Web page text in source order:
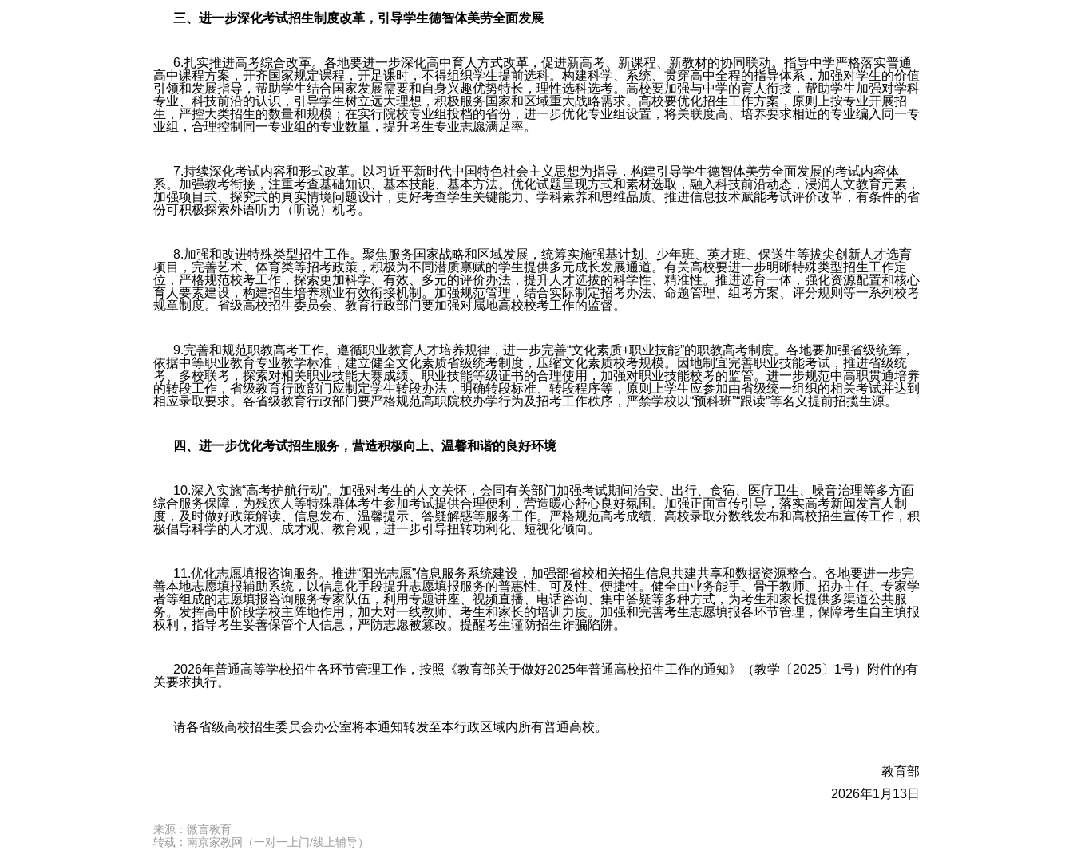
三、进一步深化考试招生制度改革，引导学生德智体美劳全面发展
6.扎实推进高考综合改革。各地要进一步深化高中育人方式改革，促进新高考、新课程、新教材的协同联动。指导中学严格落实普通
高中课程方案，开齐国家规定课程，开足课时，不得组织学生提前选科。构建科学、系统、贯穿高中全程的指导体系，加强对学生的价值
引领和发展指导，帮助学生结合国家发展需要和自身兴趣优势特长，理性选科选考。高校要加强与中学的育人衔接，帮助学生加强对学科
专业、科技前沿的认识，引导学生树立远大理想，积极服务国家和区域重大战略需求。高校要优化招生工作方案，原则上按专业开展招
生，严控大类招生的数量和规模；在实行院校专业组投档的省份，进一步优化专业组设置，将关联度高、培养要求相近的专业编入同一专
业组，合理控制同一专业组的专业数量，提升考生专业志愿满足率。
7.持续深化考试内容和形式改革。以习近平新时代中国特色社会主义思想为指导，构建引导学生德智体美劳全面发展的考试内容体
系。加强教考衔接，注重考查基础知识、基本技能、基本方法。优化试题呈现方式和素材选取，融入科技前沿动态，浸润人文教育元素，
加强项目式、探究式的真实情境问题设计，更好考查学生关键能力、学科素养和思维品质。推进信息技术赋能考试评价改革，有条件的省
份可积极探索外语听力（听说）机考。
8.加强和改进特殊类型招生工作。聚焦服务国家战略和区域发展，统筹实施强基计划、少年班、英才班、保送生等拔尖创新人才选育
项目，完善艺术、体育类等招考政策，积极为不同潜质禀赋的学生提供多元成长发展通道。有关高校要进一步明晰特殊类型招生工作定
位，严格规范校考工作，探索更加科学、有效、多元的评价办法，提升人才选拔的科学性、精准性。推进选育一体，强化资源配置和核心
育人要素建设，构建招生培养就业有效衔接机制。加强规范管理，结合实际制定招考办法、命题管理、组考方案、评分规则等一系列校考
规章制度。省级高校招生委员会、教育行政部门要加强对属地高校校考工作的监督。
9.完善和规范职教高考工作。遵循职业教育人才培养规律，进一步完善“文化素质+职业技能”的职教高考制度。各地要加强省级统筹，
依据中等职业教育专业教学标准，建立健全文化素质省级统考制度，压缩文化素质校考规模。因地制宜完善职业技能考试，推进省级统
考、多校联考，探索对相关职业技能大赛成绩、职业技能等级证书的合理使用，加强对职业技能校考的监管。进一步规范中高职贯通培养
的转段工作，省级教育行政部门应制定学生转段办法，明确转段标准、转段程序等，原则上学生应参加由省级统一组织的相关考试并达到
相应录取要求。各省级教育行政部门要严格规范高职院校办学行为及招考工作秩序，严禁学校以“预科班”“跟读”等名义提前招揽生源。
四、进一步优化考试招生服务，营造积极向上、温馨和谐的良好环境
10.深入实施“高考护航行动”。加强对考生的人文关怀，会同有关部门加强考试期间治安、出行、食宿、医疗卫生、噪音治理等多方面
综合服务保障，为残疾人等特殊群体考生参加考试提供合理便利，营造暖心舒心良好氛围。加强正面宣传引导，落实高考新闻发言人制
度，及时做好政策解读、信息发布、温馨提示、答疑解惑等服务工作。严格规范高考成绩、高校录取分数线发布和高校招生宣传工作，积
极倡导科学的人才观、成才观、教育观，进一步引导扭转功利化、短视化倾向。
11.优化志愿填报咨询服务。推进“阳光志愿”信息服务系统建设，加强部省校相关招生信息共建共享和数据资源整合。各地要进一步完
善本地志愿填报辅助系统，以信息化手段提升志愿填报服务的普惠性、可及性、便捷性。健全由业务能手、骨干教师、招办主任、专家学
者等组成的志愿填报咨询服务专家队伍，利用专题讲座、视频直播、电话咨询、集中答疑等多种方式，为考生和家长提供多渠道公共服
务。发挥高中阶段学校主阵地作用，加大对一线教师、考生和家长的培训力度。加强和完善考生志愿填报各环节管理，保障考生自主填报
权利，指导考生妥善保管个人信息，严防志愿被篡改。提醒考生谨防招生诈骗陷阱。
2026年普通高等学校招生各环节管理工作，按照《教育部关于做好2025年普通高校招生工作的通知》（教学〔2025〕1号）附件的有
关要求执行。
请各省级高校招生委员会办公室将本通知转发至本行政区域内所有普通高校。
教育部
2026年1月13日
来源：微言教育
转载：南京家教网（一对一上门/线上辅导）